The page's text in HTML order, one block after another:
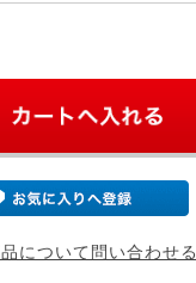
について問い合わせる